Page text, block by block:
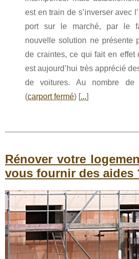
est en train de s’inverser avec
port sur le marché, par le
nouvelle solution ne présente
de craintes, ce qui fait en effet
est aujourd’hui très apprécié
de voitures. Au nombre de
(carport fermé) [...]
Rénover votre
vous fournir des aides